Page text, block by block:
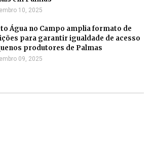
10, 2025
Água no Campo amplia formato de
para garantir igualdade de acesso
produtores de Palmas
09, 2025